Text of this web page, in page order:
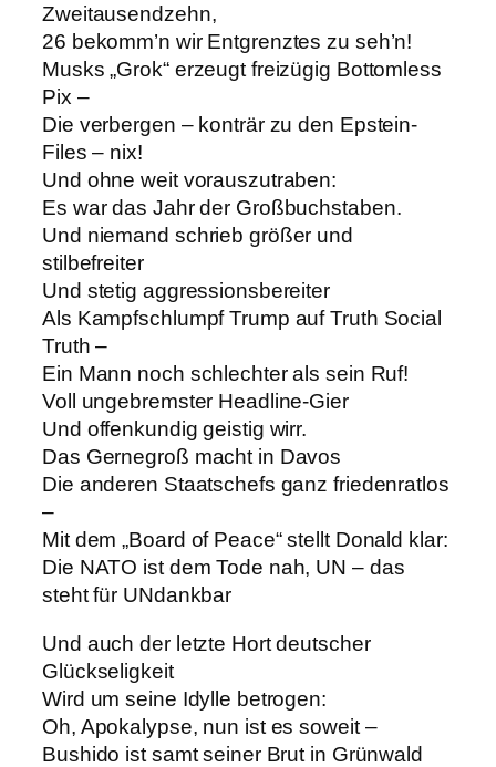
Zweitausendzehn,
26 bekomm’n wir Entgrenztes zu seh’n!
Musks „Grok“ erzeugt freizügig Bottomless
Pix –
Die verbergen – konträr zu den Epstein-
Files – nix!
Und ohne weit vorauszutraben:
Es war das Jahr der Großbuchstaben.
Und niemand schrieb größer und
stilbefreiter
Und stetig aggressionsbereiter
Als Kampfschlumpf Trump auf Truth Social
Truth –
Ein Mann noch schlechter als sein Ruf!
Voll ungebremster Headline-Gier
Und offenkundig geistig wirr.
Das Gernegroß macht in Davos
Die anderen Staatschefs ganz friedenratlos
–
Mit dem „Board of Peace“ stellt Donald klar:
Die NATO ist dem Tode nah, UN – das
steht für UNdankbar
Und auch der letzte Hort deutscher
Glückseligkeit
Wird um seine Idylle betrogen:
Oh, Apokalypse, nun ist es soweit –
Bushido ist samt seiner Brut in Grünwald